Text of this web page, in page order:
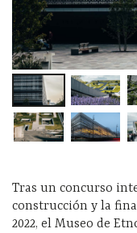
Tras un concurso
construcción y la
2022, el Museo de